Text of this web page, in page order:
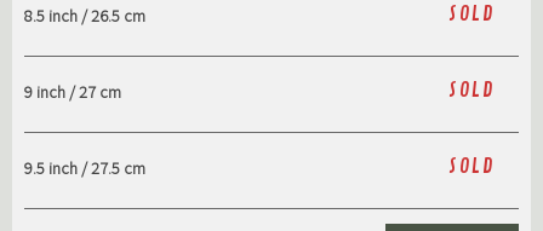
8.5 inch / 26.5 cm SOLD
9 inch / 27 cm SOLD
9.5 inch / 27.5 cm SOLD